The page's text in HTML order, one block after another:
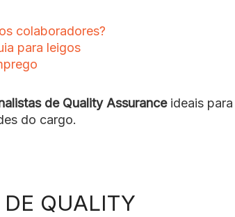
colaboradores?
para leigos
de Quality Assuranceideais para
do cargo.
QUALITY